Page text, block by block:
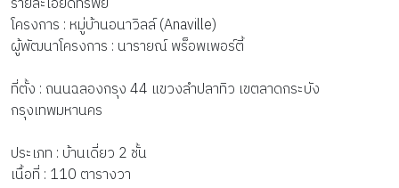
โครงการ : หมู่บ้านอนาวิลล์ (Anaville)
ผู้พัฒนาโครงการ : นารายณ์ พร็อพเพอร์ตี้
ที่ตั้ง : ถนนฉลองกรุง 44 แขวงลำปลาทิว เขตลาดกระบัง
กรุงเทพมหานคร
ประเภท : บ้านเดี่ยว 2 ชั้น
เนื้อที่ : 110 ตารางวา